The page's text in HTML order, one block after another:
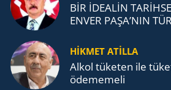
BİR İDEALİN
ENVER PAŞA’NIN
TEŞKİLATI’NA
HİKMET ATİLLA
Alkol tü­ke­ten ile
öde­me­me­li